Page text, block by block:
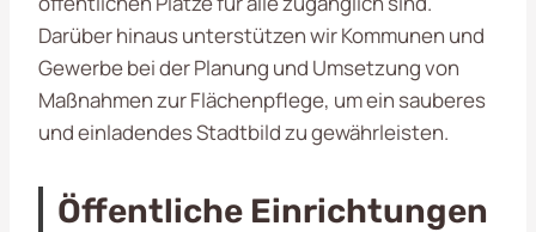
Darüber hinaus unterstützen wir Kommunen und
Gewerbe bei der Planung und Umsetzung von
Maßnahmen zur Flächenpflege, um ein sauberes
und einladendes Stadtbild zu gewährleisten.
Öffentliche Einrichtungen